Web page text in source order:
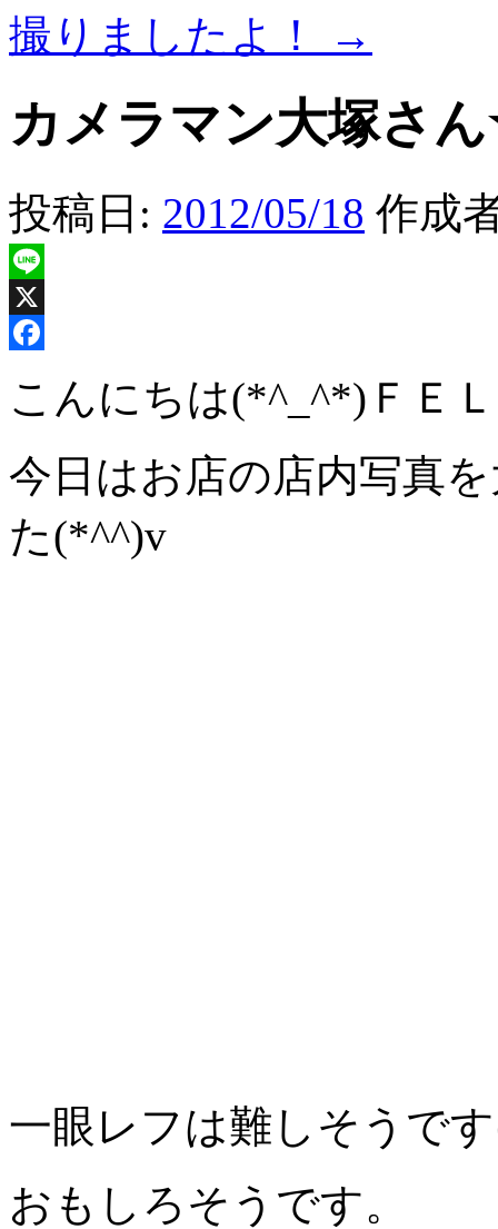
撮りましたよ！
→
カメラマン大塚さ
投稿日: 2012/05/18 作成
Line
X
こんにちは(*^_^*)ＦＥ
今日はお店の店内写真
た(*^^)v
一眼レフは難しそうで
おもしろそうです。